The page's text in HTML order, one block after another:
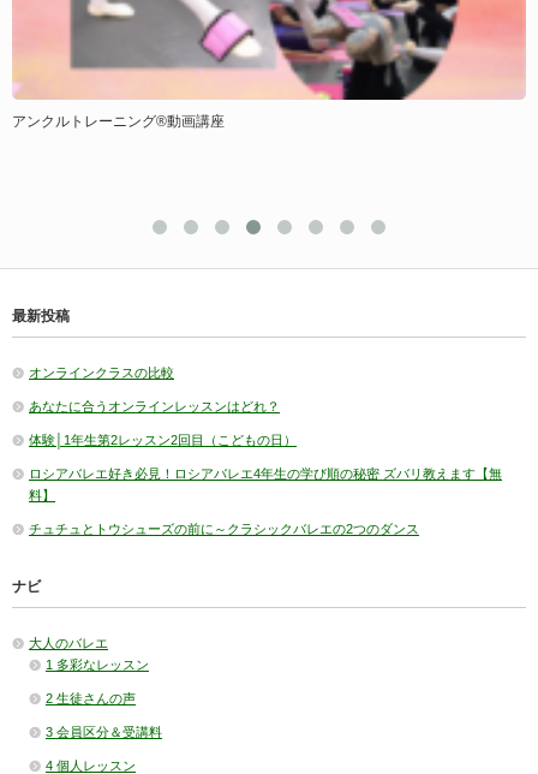
アンクルトレーニング®動画講座
最新投稿
オンラインクラスの比較
あなたに合うオンラインレッスンはどれ？
体験│1年生第2レッスン2回目（こどもの日）
ロシアバレエ好き必見！ロシアバレエ4年生の学び順の秘密 ズバリ教えます【無
料】
チュチュとトウシューズの前に～クラシックバレエの2つのダンス
ナビ
大人のバレエ
1 多彩なレッスン
2 生徒さんの声
3 会員区分＆受講料
4 個人レッスン